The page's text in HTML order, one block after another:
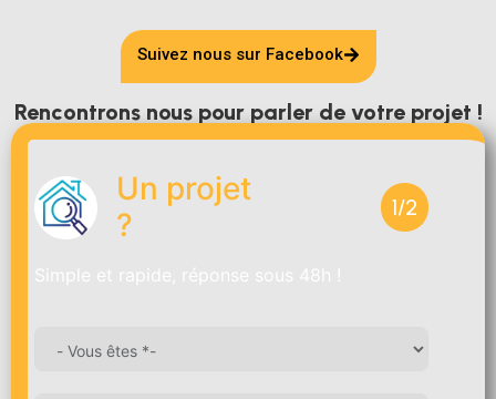
Suivez nous sur Facebook
Rencontrons nous pour parler de votre projet !
Un projet
?
1/2
Simple et rapide, réponse sous 48h !